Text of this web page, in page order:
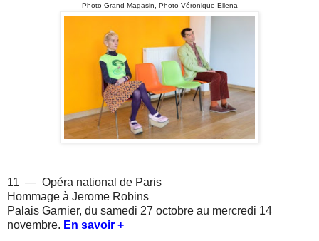
Photo Grand Magasin, Photo Véronique Ellena
11 — Opéra national de Paris
Hommage à Jerome Robins
Palais Garnier, du samedi 27 octobre au mercredi 14
novembre. En savoir +